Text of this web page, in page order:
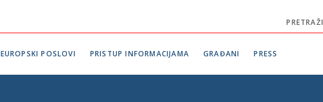
PRETRAŽI
EUROPSKI POSLOVI PRISTUP INFORMACIJAMA GRAĐANI PRESS